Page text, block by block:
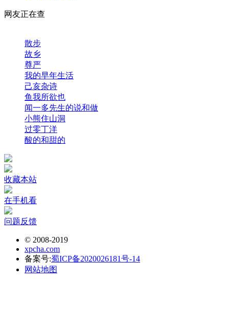
网友正在查
散步
故乡
尊严
我的早年生活
己亥杂诗
鱼我所欲也
闻一多先生的说和做
小熊住山洞
过零丁洋
酸的和甜的
收藏本站
在手机看
问题反馈
© 2008-2019
xpcha.com
备案号:蜀ICP备2020026181号-14
网站地图